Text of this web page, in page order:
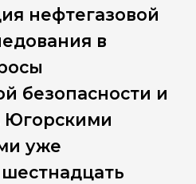
нефтегазовой
в
безопасности и
Югорскими
уже